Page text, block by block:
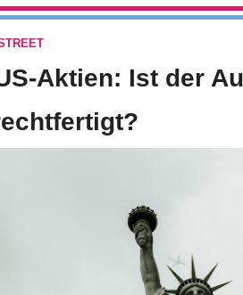
Aktien: Ist der